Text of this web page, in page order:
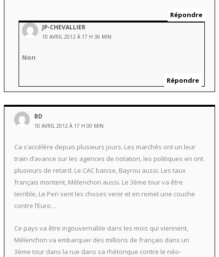
Répondre
JP-CHEVALLIER
10 AVRIL 2012 À 17 H 36 MIN
Non
Répondre
BD
10 AVRIL 2012 À 17 H 00 MIN
Ca s’accélère depuis plusieurs jours. Les marchés ont un leur
train d’avance sur les agences de notation, les politiques en ont
plusieurs de retard. Le CAC baisse, Bayrou aussi. Les taux
français montent, Mélenchon aussi. Le 3ème tour va être
terrible, Le Pen sent les choses venir et en remet une couche
contre l’Euro…
Ce pays va être ingouvernable dans les mois qui viennent,
Mélenchon va embarquer des millions de français dans un
3ème tour dans la rue dans sa rhétorique contre le néo-